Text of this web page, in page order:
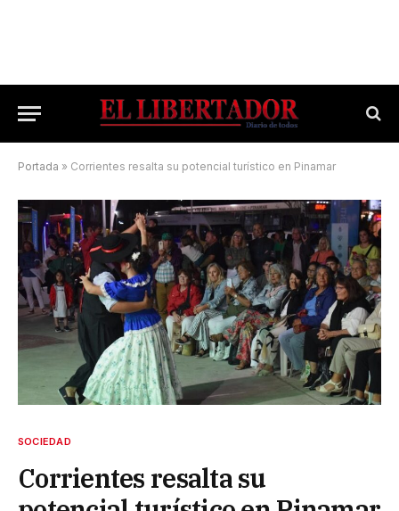
Portada » Corrientes resalta su potencial turístico en Pinamar
SOCIEDAD
Corrientes resalta su